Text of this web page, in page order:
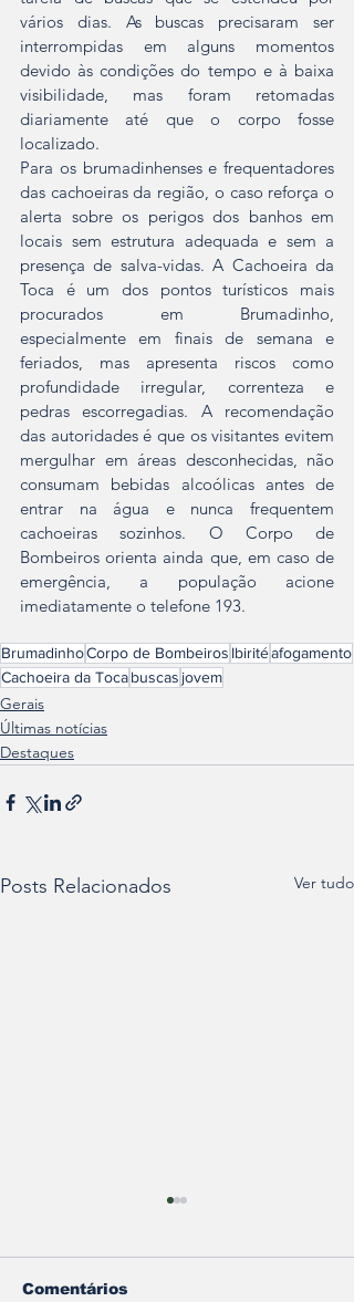
vários dias. As buscas precisaram ser
interrompidas em alguns momentos
devido às condições do tempo e à baixa
visibilidade, mas foram retomadas
diariamente até que o corpo fosse
localizado.
Para os brumadinhenses e frequentadores
das cachoeiras da região, o caso reforça o
alerta sobre os perigos dos banhos em
locais sem estrutura adequada e sem a
presença de salva-vidas. A Cachoeira da
Toca é um dos pontos turísticos mais
procurados em Brumadinho,
especialmente em finais de semana e
feriados, mas apresenta riscos como
profundidade irregular, correnteza e
pedras escorregadias. A recomendação
das autoridades é que os visitantes evitem
mergulhar em áreas desconhecidas, não
consumam bebidas alcoólicas antes de
entrar na água e nunca frequentem
cachoeiras sozinhos. O Corpo de
Bombeiros orienta ainda que, em caso de
emergência, a população acione
imediatamente o telefone 193.
BrumadinhoCorpo de Bombeiros Ibiritéafogamento
Cachoeira da Tocabuscas jovem
Gerais
Últimas notícias
Destaques
Posts Relacionados Ver tudo
Comentários